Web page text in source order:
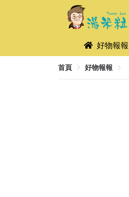
好物報報
首頁 好物報報